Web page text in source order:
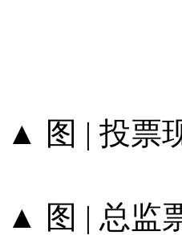
▲ 图 | 投票
▲ 图 | 总监